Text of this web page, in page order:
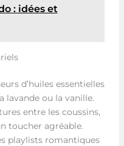
: idées et
d’huiles essentielles
lavande ou la vanille.
entre les coussins,
toucher agréable.
playlists romantiques